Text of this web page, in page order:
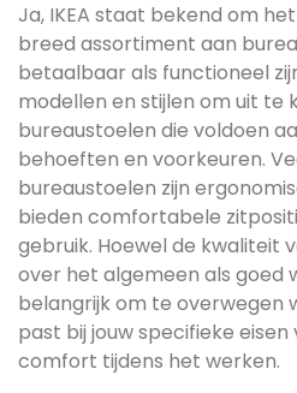
Ja, IKEA staat bekend om
breed assortiment aan
betaalbaar als functioneel
modellen en stijlen om uit te
bureaustoelen die voldoen
behoeften en voorkeuren.
bureaustoelen zijn
bieden comfortabele
gebruik. Hoewel de kwaliteit
over het algemeen als goed
belangrijk om te overwegen
past bij jouw specifieke
comfort tijdens het werken.